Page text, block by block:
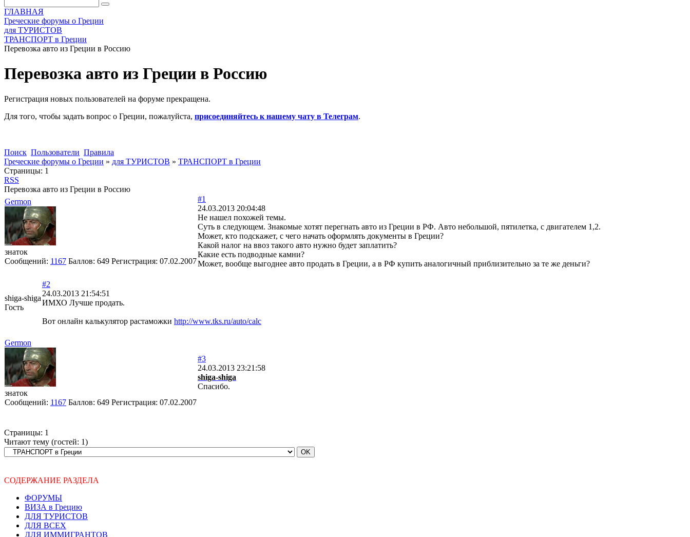
ГЛАВНАЯ
Греческие форумы о Греции
для ТУРИСТОВ
ТРАНСПОРТ в Греции
Перевозка авто из Греции в Россию
Перевозка авто из Греции в Россию
Регистрация новых пользователей на форуме прекращена.
Для того, чтобы задать вопрос о Греции, пожалуйста, присоединяйтесь к нашему чату в Телеграм.
Поиск Пользователи Правила
Греческие форумы о Греции » для ТУРИСТОВ » ТРАНСПОРТ в Греции
Страницы: 1
RSS
Перевозка авто из Греции в Россию
Germon
знаток
Сообщений: 1167 Баллов: 649 Регистрация: 07.02.2007
#1
24.03.2013 20:04:48
Не нашел похожей темы.
Суть в следующем. Знакомые хотят перегнать авто из Греции в РФ. Авто небольшой, пятилетка, с двигателем 1,2.
Может, кто подскажет, с чего начать оформлять документы в Греции?
Какой налог на ввоз такого авто нужно будет заплатить?
Какие есть подводные камни?
Может, вообще выгоднее авто продать в Греции, а в РФ купить аналогичный приблизительно за те же деньги?
shiga-shiga
Гость
#2
24.03.2013 21:54:51
ИМХО Лучше продать.
Вот онлайн калькулятор растаможки http://www.tks.ru/auto/calc
Germon
знаток
Сообщений: 1167 Баллов: 649 Регистрация: 07.02.2007
#3
24.03.2013 23:21:58
shiga-shiga
Спасибо.
Страницы: 1
Читают тему (гостей: 1)
СОДЕРЖАНИЕ РАЗДЕЛА
ФОРУМЫ
ВИЗА в Грецию
ДЛЯ ТУРИСТОВ
ДЛЯ ВСЕХ
ДЛЯ ИММИГРАНТОВ